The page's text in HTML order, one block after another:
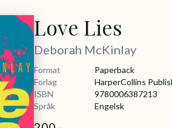
Love Lies
Deborah McKinlay
Format
Paperback
Forlag
HarperCollins
ISBN
9780006387213
Språk
Engelsk